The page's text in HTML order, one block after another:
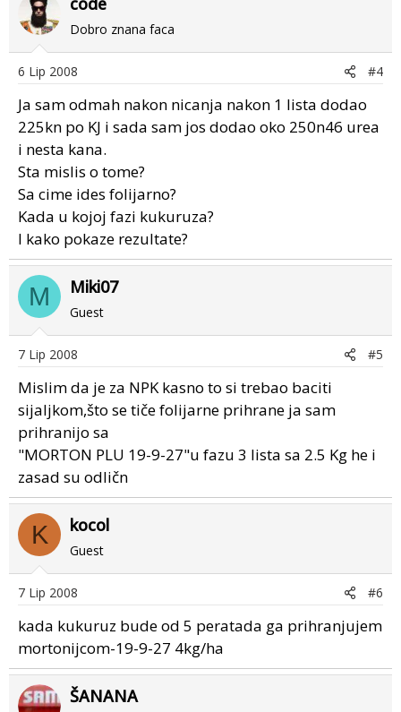
Dobro znana faca
6 Lip 2008 #4
Ja sam odmah nakon nicanja nakon 1 lista dodao
225kn po KJ i sada sam jos dodao oko 250n46 urea
i nesta kana.
Sta mislis o tome?
Sa cime ides folijarno?
Kada u kojoj fazi kukuruza?
I kako pokaze rezultate?
M Miki07
Guest
7 Lip 2008 #5
Mislim da je za NPK kasno to si trebao baciti
sijaljkom,što se tiče folijarne prihrane ja sam
prihranijo sa
"MORTON PLU 19-9-27"u fazu 3 lista sa 2.5 Kg he i
zasad su odličn
K kocol
Guest
7 Lip 2008 #6
kada kukuruz bude od 5 peratada ga prihranjujem
mortonijcom-19-9-27 4kg/ha
ŠANANA